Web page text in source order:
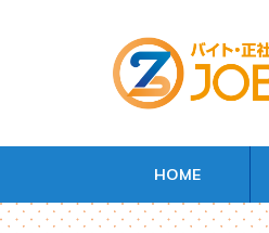
HOME